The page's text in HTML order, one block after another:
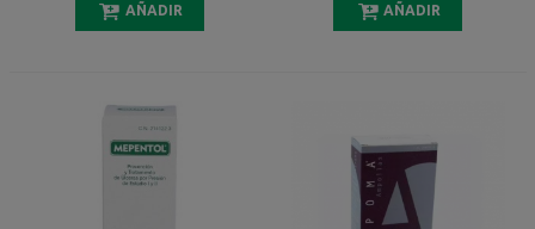
AÑADIR AÑADIR